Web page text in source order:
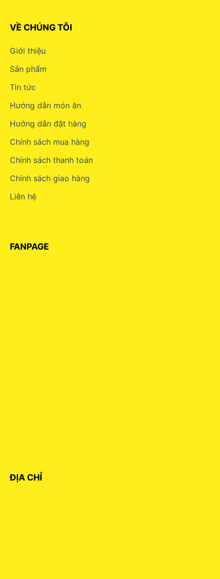
VỀ CHÚNG TÔI
Giới thiệu
Sản phẩm
Tin tức
Hướng dẫn món ăn
Hướng dẫn đặt hàng
Chính sách mua hàng
Chính sách thanh toán
Chính sách giao hàng
Liên hệ
FANPAGE
ĐỊA CHỈ